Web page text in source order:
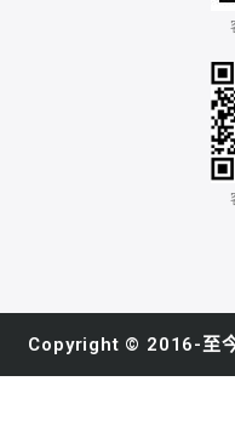
Copyright © 2016-至